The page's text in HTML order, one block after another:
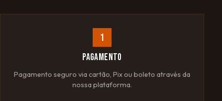
1
PAGAMENTO
Pagamento seguro via cartão, Pix ou boleto através da
nossa plataforma.